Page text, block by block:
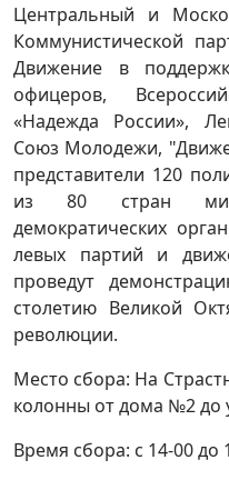
Центральный и
Коммунистической
Движение в
офицеров,
«Надежда России»,
Союз Молодежи,
представители 120
из 80 стран
демократических
левых партий и
проведут
столетию Великой
революции.
Место сбора: На
колонны от дома №2 до
Время сбора: с 14-00 до